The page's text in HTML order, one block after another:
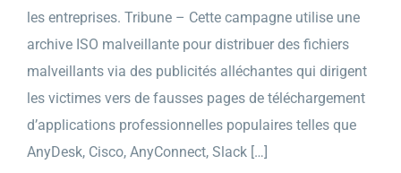
les entreprises. Tribune – Cette campagne utilise une
archive ISO malveillante pour distribuer des fichiers
malveillants via des publicités alléchantes qui dirigent
les victimes vers de fausses pages de téléchargement
d’applications professionnelles populaires telles que
AnyDesk, Cisco, AnyConnect, Slack […]